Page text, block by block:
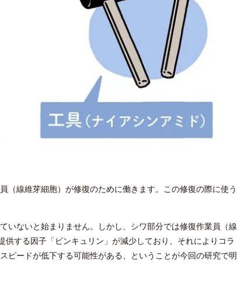
（線維芽細胞）が修復のために働きます。この修復の際に使う
いないと始まりません。しかし、シワ部分では修復作業員（線
する因子「ビンキュリン」が減少しており、それによりコラ
ピードが低下する可能性がある、ということが今回の研究で明